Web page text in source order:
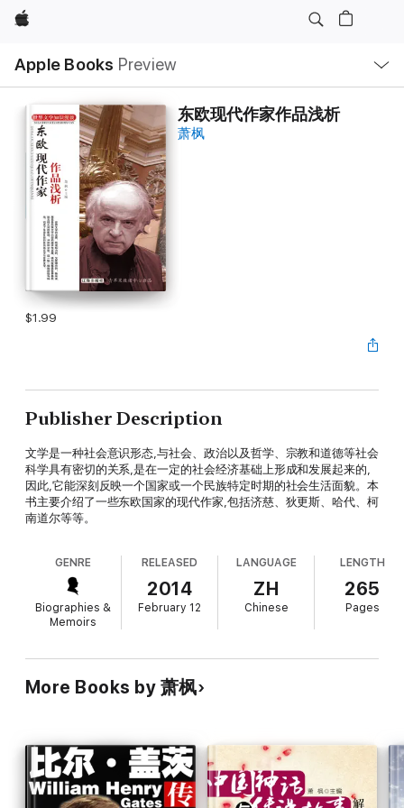
Apple
Apple Books Preview
Nav
Open
Menu
东欧现代作家作品浅析
萧枫
$1.99
Publisher Description
文学是一种社会意识形态,与社会、政治以及哲学、宗教和道德等社会
科学具有密切的关系,是在一定的社会经济基础上形成和发展起来的,
因此,它能深刻反映一个国家或一个民族特定时期的社会生活面貌。本
书主要介绍了一些东欧国家的现代作家,包括济慈、狄更斯、哈代、柯
南道尔等等。
GENRE
Biographies &
Memoirs
RELEASED
2014
February 12
LANGUAGE
ZH
Chinese
LENGTH
265
Pages
More Books by 萧枫